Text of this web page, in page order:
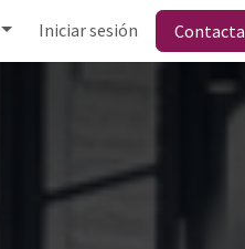
Iniciar sesión Contacta